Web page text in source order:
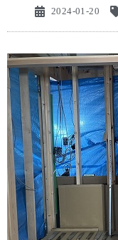
2024-01-20